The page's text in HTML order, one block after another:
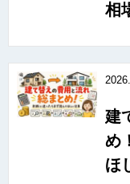
相
建
め
ほ